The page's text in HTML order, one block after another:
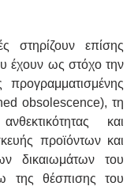
στηρίζουν επίσης
έχουν ως στόχο την
προγραμματισμένης
obsolescence), τη
και
προϊόντων και
δικαιωμάτων του
της θέσπισης του